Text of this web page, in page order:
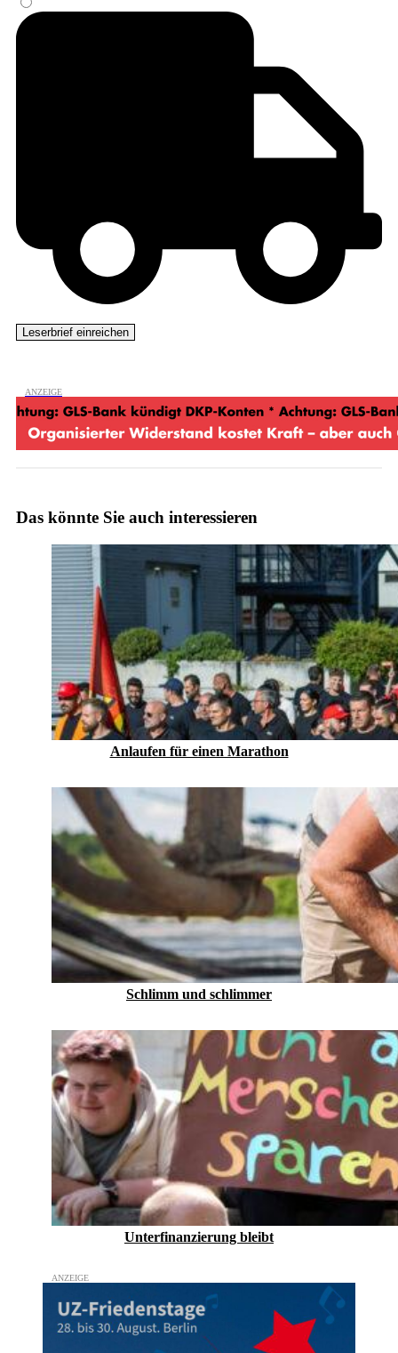
Das könnte Sie auch interessieren
Anlaufen für einen Marathon
Schlimm und schlimmer
Unterfinanzierung bleibt